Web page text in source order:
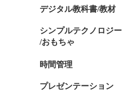
デジタル教科書/教材
シンプルテクノロジー
/おもちゃ
時間管理
プレゼンテーション